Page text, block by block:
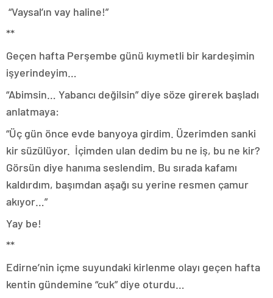
“Vaysal’ın vay haline!”
**
Geçen hafta Perşembe günü kıymetli bir kardeşimin
işyerindeyim…
“Abimsin… Yabancı değilsin” diye söze girerek başladı
anlatmaya:
“Üç gün önce evde banyoya girdim. Üzerimden sanki
kir süzülüyor. İçimden ulan dedim bu ne iş, bu ne kir?
Görsün diye hanıma seslendim. Bu sırada kafamı
kaldırdım, başımdan aşağı su yerine resmen çamur
akıyor…”
Yay be!
**
Edirne’nin içme suyundaki kirlenme olayı geçen hafta
kentin gündemine “cuk” diye oturdu…